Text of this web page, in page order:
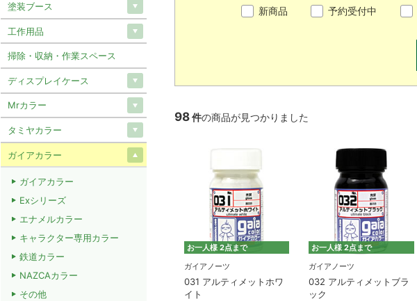
新商品 予約受付中
98件の商品が見つかりました
お一人様 2点まで
ガイアノーツ
031 アルティメットホワ
イト
お一人様 2点まで
ガイアノーツ
032 アルティメットブラ
ック
塗装ブース
工作用品
掃除・収納・作業スペース
ディスプレイケース
Mrカラー
タミヤカラー
ガイアカラー
ガイアカラー
Exシリーズ
エナメルカラー
キャラクター専用カラー
鉄道カラー
NAZCAカラー
その他